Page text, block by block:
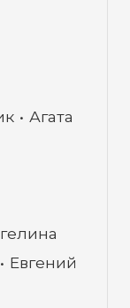
дверь
под
не
Агата
Евгений